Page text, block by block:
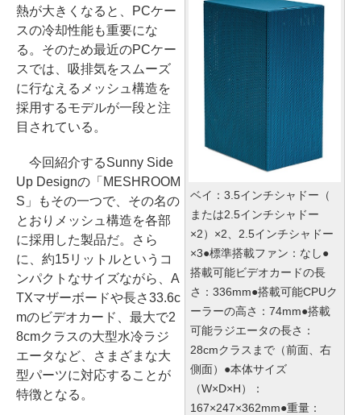
ベイ：3.5インチシャドー（
または2.5インチシャドー
×2）×2、2.5インチシャドー
×3●標準搭載ファン：なし●
搭載可能ビデオカードの長
さ：336mm●搭載可能CPUク
ーラーの高さ：74mm●搭載
可能ラジエータの長さ：
28cmクラスまで（前面、右
側面）●本体サイズ
（W×D×H）：
167×247×362mm●重量：
熱が大きくなると、PCケー
スの冷却性能も重要にな
る。そのため最近のPCケー
スでは、吸排気をスムーズ
に行なえるメッシュ構造を
採用するモデルが一段と注
目されている。
今回紹介するSunny Side
Up Designの「MESHROOM
S」もその一つで、その名の
とおりメッシュ構造を各部
に採用した製品だ。さら
に、約15リットルというコ
ンパクトなサイズながら、A
TXマザーボードや長さ33.6c
mのビデオカード、最大で2
8cmクラスの大型水冷ラジ
エータなど、さまざまな大
型パーツに対応することが
特徴となる。